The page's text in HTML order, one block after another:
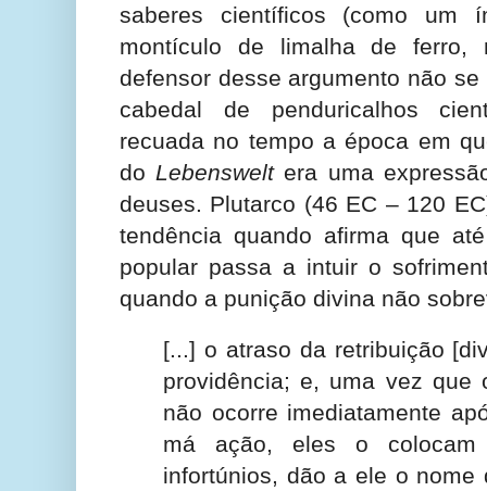
saberes científicos (como um
montículo de limalha de
defensor desse argumento não
cabedal de penduricalhos
recuada no tempo a época em
do Lebensweltera uma
deuses. Plutarco (46 EC – 120
tendência quando afirma que
popular passa a intuir o
quando a punição divina não
[...] o atraso da retribuição
providência; e, uma vez que
não ocorre imediatamente
má ação, eles o
infortúnios, dão a ele o nome